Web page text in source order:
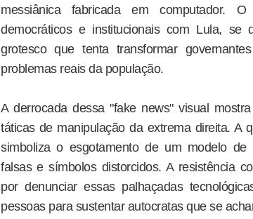
messiânica fabricada em computador.
democráticos e institucionais com Lula, se
grotesco que tenta transformar
problemas reais da população.
A derrocada dessa "fake news" visual
táticas de manipulação da extrema direita. A
simboliza o esgotamento de um modelo
falsas e símbolos distorcidos. A resistência
por denunciar essas palhaçadas
pessoas para sustentar autocratas que se